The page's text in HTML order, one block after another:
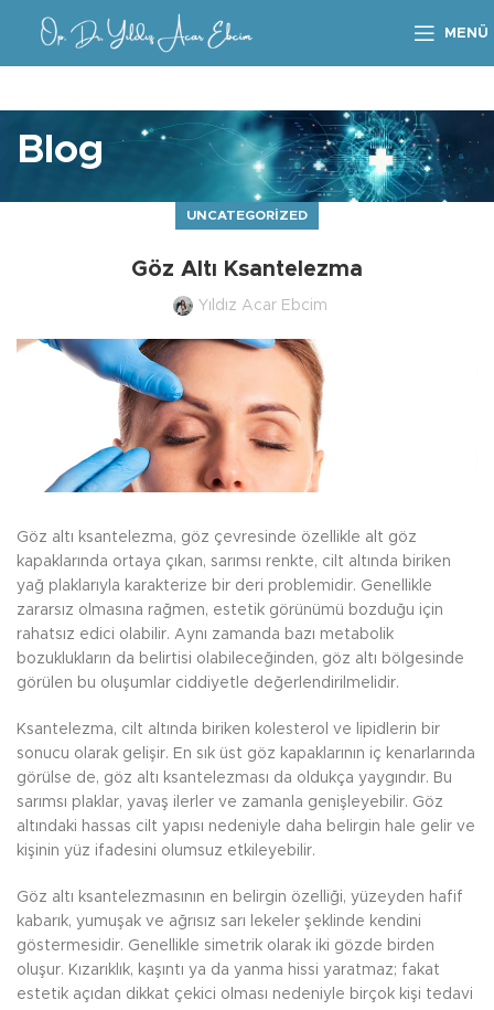
MENÜ
Blog
UNCATEGORIZED
Göz Altı Ksantelezma
Yıldız Acar Ebcim
Göz altı ksantelezma, göz çevresinde özellikle alt göz
kapaklarında ortaya çıkan, sarımsı renkte, cilt altında biriken
yağ plaklarıyla karakterize bir deri problemidir. Genellikle
zararsız olmasına rağmen, estetik görünümü bozduğu için
rahatsız edici olabilir. Aynı zamanda bazı metabolik
bozuklukların da belirtisi olabileceğinden, göz altı bölgesinde
görülen bu oluşumlar ciddiyetle değerlendirilmelidir.
Ksantelezma, cilt altında biriken kolesterol ve lipidlerin bir
sonucu olarak gelişir. En sık üst göz kapaklarının iç kenarlarında
görülse de, göz altı ksantelezması da oldukça yaygındır. Bu
sarımsı plaklar, yavaş ilerler ve zamanla genişleyebilir. Göz
altındaki hassas cilt yapısı nedeniyle daha belirgin hale gelir ve
kişinin yüz ifadesini olumsuz etkileyebilir.
Göz altı ksantelezmasının en belirgin özelliği, yüzeyden hafif
kabarık, yumuşak ve ağrısız sarı lekeler şeklinde kendini
göstermesidir. Genellikle simetrik olarak iki gözde birden
oluşur. Kızarıklık, kaşıntı ya da yanma hissi yaratmaz; fakat
estetik açıdan dikkat çekici olması nedeniyle birçok kişi tedavi